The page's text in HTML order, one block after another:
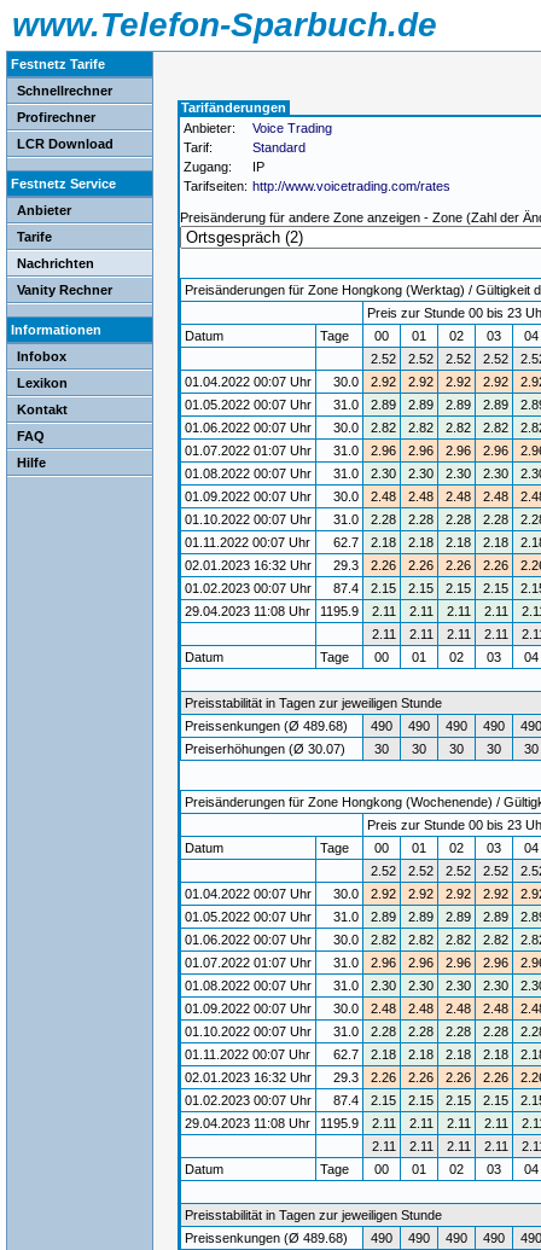
www.Telefon-Sparbuch.de
Festnetz Tarife
Schnellrechner
Profirechner
LCR Download
Festnetz Service
Anbieter
Tarife
Nachrichten
Vanity Rechner
Informationen
Infobox
Lexikon
Kontakt
FAQ
Hilfe
Tarifänderungen
Anbieter:
Voice Trading
Tarif:
Standard
Zugang:
IP
Tarifseiten: http://www.voicetrading.com/rates
Preisänderung für andere Zone anzeigen - Zone (Zahl der
Preisänderungen für Zone Hongkong (Werktag) / Gültigkeit
Preis zur Stunde 00 bis 23
Datum
Tage 00 01 02 03
2.52
2.52 2.52 2.52
01.04.2022 00:07 Uhr
30.0 2.92 2.92 2.92 2.92
01.05.2022 00:07 Uhr
31.0 2.89 2.89 2.89 2.89
01.06.2022 00:07 Uhr
30.0 2.82 2.82 2.82 2.82
01.07.2022 01:07 Uhr
31.0 2.96 2.96 2.96 2.96
01.08.2022 00:07 Uhr
31.0 2.30 2.30 2.30 2.30
01.09.2022 00:07 Uhr
30.0 2.48 2.48 2.48 2.48
01.10.2022 00:07 Uhr
31.0 2.28 2.28 2.28 2.28
01.11.2022 00:07 Uhr
62.7 2.18 2.18 2.18 2.18
02.01.2023 16:32 Uhr
29.3 2.26 2.26 2.26 2.26
01.02.2023 00:07 Uhr
87.4 2.15 2.15 2.15 2.15
29.04.2023 11:08 Uhr
1195.9 2.11 2.11 2.11 2.11
2.11
2.11 2.11 2.11
Datum
Tage 00 01 02 03 04
Preisstabilität in Tagen zur jeweiligen Stunde
Preissenkungen (Ø 489.68)
490 490 490 490
490
Preiserhöhungen (Ø 30.07)
30 30 30 30 30
Preisänderungen für Zone Hongkong (Wochenende) /
Preis zur Stunde 00 bis 23
Datum
Tage 00 01 02 03
2.52
2.52 2.52 2.52
01.04.2022 00:07 Uhr
30.0 2.92 2.92 2.92 2.92
01.05.2022 00:07 Uhr
31.0 2.89 2.89 2.89 2.89
01.06.2022 00:07 Uhr
30.0 2.82 2.82 2.82 2.82
01.07.2022 01:07 Uhr
31.0 2.96 2.96 2.96 2.96
01.08.2022 00:07 Uhr
31.0 2.30 2.30 2.30 2.30
01.09.2022 00:07 Uhr
30.0 2.48 2.48 2.48 2.48
01.10.2022 00:07 Uhr
31.0 2.28 2.28 2.28 2.28
01.11.2022 00:07 Uhr
62.7 2.18 2.18 2.18 2.18
02.01.2023 16:32 Uhr
29.3 2.26 2.26 2.26 2.26
01.02.2023 00:07 Uhr
87.4 2.15 2.15 2.15 2.15
29.04.2023 11:08 Uhr
1195.9 2.11 2.11 2.11 2.11
2.11
2.11 2.11 2.11
Datum
Tage 00 01 02 03 04
Preisstabilität in Tagen zur jeweiligen Stunde
Preissenkungen (Ø 489.68)
490 490 490 490
490